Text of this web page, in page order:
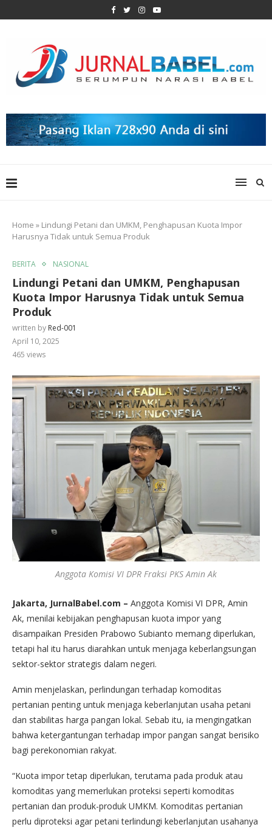
Home » Lindungi Petani dan UMKM, Penghapusan Kuota Impor
Harusnya Tidak untuk Semua Produk
BERITA NASIONAL
Lindungi Petani dan UMKM, Penghapusan
Kuota Impor Harusnya Tidak untuk Semua
Produk
written by Red-001
April 10, 2025
465 views
Anggota Komisi VI DPR Fraksi PKS Amin Ak
Jakarta, JurnalBabel.com – Anggota Komisi VI DPR, Amin
Ak, menilai kebijakan penghapusan kuota impor yang
disampaikan Presiden Prabowo Subianto memang diperlukan,
tetapi hal itu harus diarahkan untuk menjaga keberlangsungan
sektor-sektor strategis dalam negeri.
Amin menjelaskan, perlindungan terhadap komoditas
pertanian penting untuk menjaga keberlanjutan usaha petani
dan stabilitas harga pangan lokal. Sebab itu, ia mengingatkan
bahwa ketergantungan terhadap impor pangan sangat berisiko
bagi perekonomian rakyat.
“Kuota impor tetap diperlukan, terutama pada produk atau
komoditas yang memerlukan proteksi seperti komoditas
pertanian dan produk-produk UMKM. Komoditas pertanian
perlu diproteksi agar petani terlindungi keberlanjutan usahanya